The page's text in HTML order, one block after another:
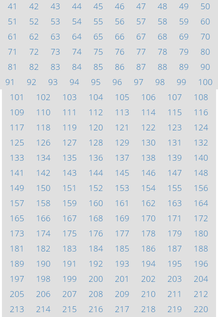
41
42 43 44 45 46 47 48 49
50
51
52 53 54 55 56 57 58 59
60
61
62 63 64 65 66 67 68 69
70
71
72 73 74 75 76 77 78 79
80
81
82 83 84 85 86 87 88 89
90
91
92 93 94 95 96 97 98 99
100
101
102 103 104 105 106 107
108
109
110 111 112 113 114 115
116
117
118 119 120 121 122 123
124
125
126 127 128 129 130 131
132
133
134 135 136 137 138 139
140
141
142 143 144 145 146 147
148
149
150 151 152 153 154 155
156
157
158 159 160 161 162 163
164
165
166 167 168 169 170 171
172
173
174 175 176 177 178 179
180
181
182 183 184 185 186 187
188
189
190 191 192 193 194 195
196
197
198 199 200 201 202 203
204
205
206 207 208 209 210 211
212
213
214 215 216 217 218 219
220